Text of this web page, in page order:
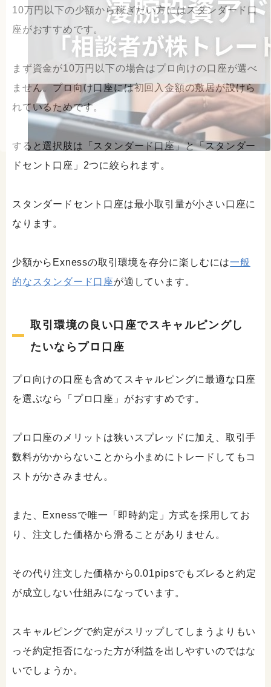
10万円以下の少額から稼ぎたい方にはスタンダード口
座がおすすめです。
まず資金が10万円以下の場合はプロ向けの口座が選べ
ません。プロ向け口座には初回入金額の敷居が設けら
れているためです。
すると選択肢は「スタンダード口座」と「スタンダー
ドセント口座」2つに絞られます。
スタンダードセント口座は最小取引量が小さい口座に
なります。
少額からExnessの取引環境を存分に楽しむには一般
的なスタンダード口座が適しています。
取引環境の良い口座でスキャルピングし
たいならプロ口座
プロ向けの口座も含めてスキャルピングに最適な口座
を選ぶなら「プロ口座」がおすすめです。
プロ口座のメリットは狭いスプレッドに加え、取引手
数料がかからないことから小まめにトレードしてもコ
ストがかさみません。
また、Exnessで唯一「即時約定」方式を採用してお
り、注文した価格から滑ることがありません。
その代り注文した価格から0.01pipsでもズレると約定
が成立しない仕組みになっています。
スキャルピングで約定がスリップしてしまうよりもい
っそ約定拒否になった方が利益を出しやすいのではな
いでしょうか。